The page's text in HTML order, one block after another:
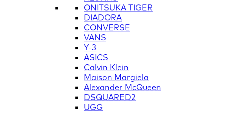
ONITSUKA TIGER
DIADORA
CONVERSE
VANS
Y-3
ASICS
Calvin Klein
Maison Margiela
Alexander McQueen
DSQUARED2
UGG